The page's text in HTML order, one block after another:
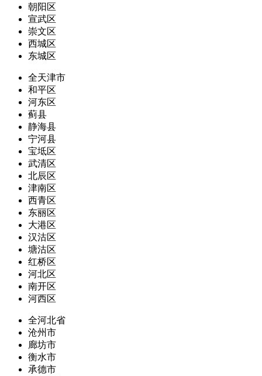
朝阳区
宣武区
崇文区
西城区
东城区
全天津市
和平区
河东区
蓟县
静海县
宁河县
宝坻区
武清区
北辰区
津南区
西青区
东丽区
大港区
汉沽区
塘沽区
红桥区
河北区
南开区
河西区
全河北省
沧州市
廊坊市
衡水市
承德市